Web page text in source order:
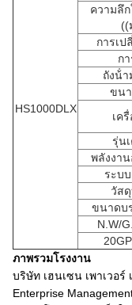
HS1000DLX
ความลึ
((
การเป
ก
ถังน้ํ
ขน
เค
รุ่น
พลังงา
ระบ
วัส
ขนาดบ
N.W/
ภาพรวมโรงงาน
บริษัท เฮนเซน เพาเวอร์
Enterprise